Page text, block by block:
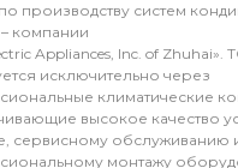
производству систем
– компании
Appliances, Inc. of Zhuhai».
исключительно через
климатические
высокое качество
сервисному обслуживанию
монтажу